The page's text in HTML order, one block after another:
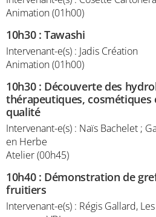
Animation (01h00)
10h30:Tawashi
Intervenant-e(s) : Jadis Création
Animation (01h00)
10h30: Découverte des
thérapeutiques, cosmétiques
qualité
Intervenant-e(s) : Naïs Bachelet ;
en Herbe
Atelier (00h45)
10h40: Démonstration de
fruitiers
Intervenant-e(s) : Régis Gallard,